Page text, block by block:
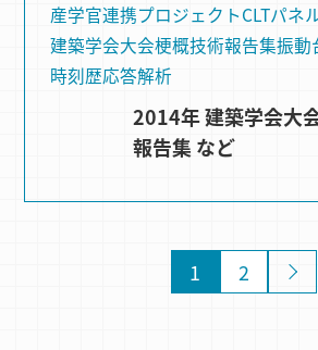
産学官連携プロジェクトCLTパネ
建築学会大会梗概技術報告集振動
時刻歴応答解析
2014年 建築学会大
報告集 など
1 2